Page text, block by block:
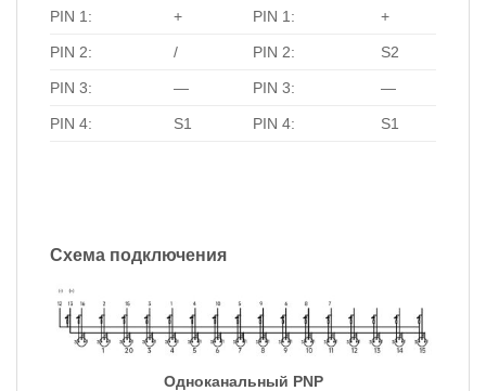
PIN 1: + PIN 1: +
PIN 2: / PIN 2: S2
PIN 3: — PIN 3: —
PIN 4: S1 PIN 4: S1
Схема подключения
Одноканальный PNP